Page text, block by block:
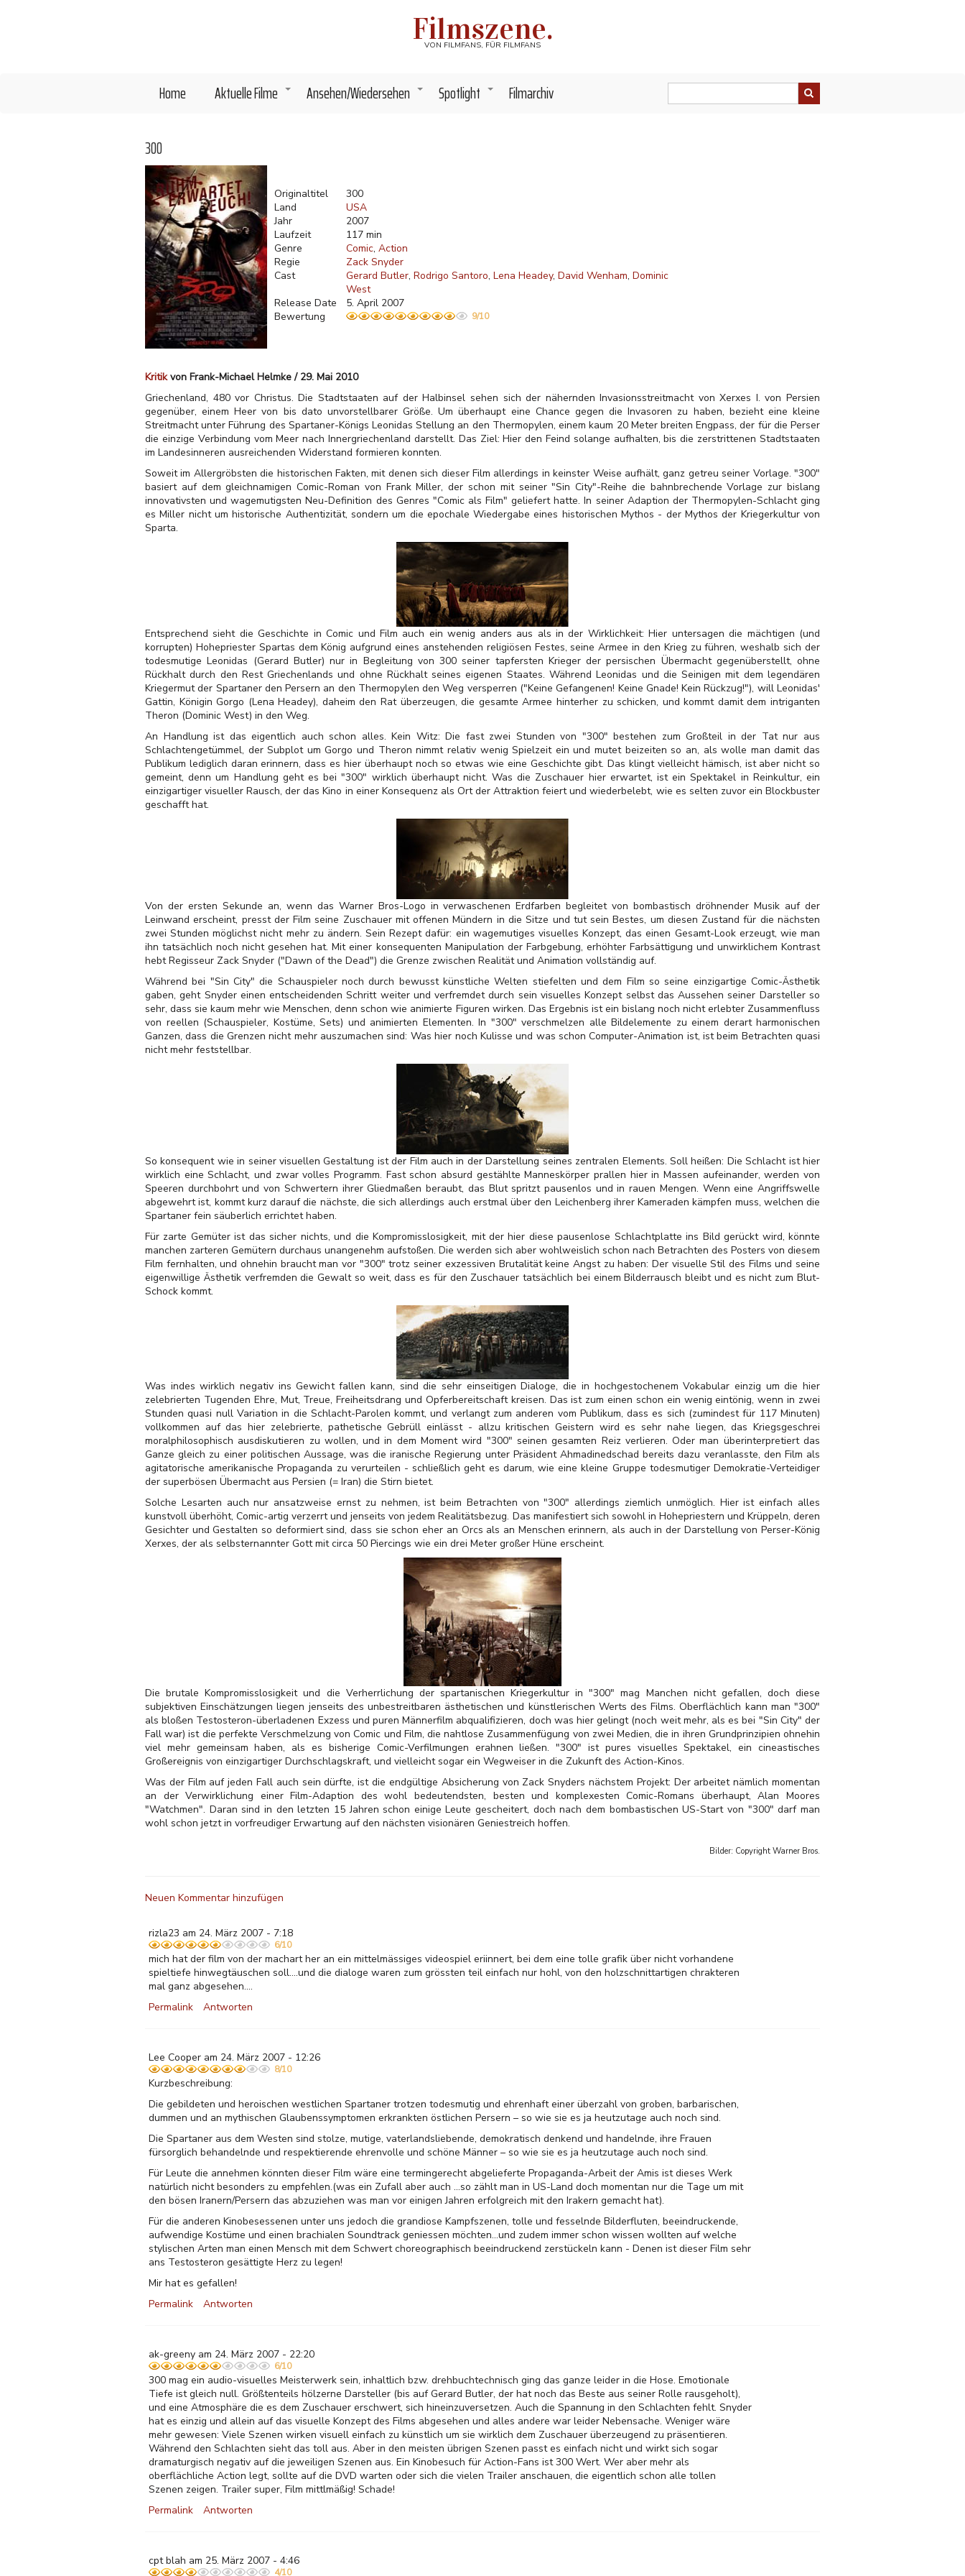
Filmszene.
VON FILMFANS, FÜR FILMFANS
Home +
Aktuelle Filme +
Ansehen/Wiedersehen +
Spotlight Filmarchiv
300
Originaltitel
300
Land
USA
Jahr
2007
Laufzeit
117 min
Genre
Comic Action
Regie
Zack Snyder
Cast
Gerard Butler Rodrigo Santoro Lena Headey David Wenham Dominic
West
Release Date
5. April 2007
Bewertung
9/10
Kritikvon Frank-Michael Helmke / 29. Mai 2010
Griechenland, 480 vor Christus. Die Stadtstaaten auf der Halbinsel sehen sich der nähernden Invasionsstreitmacht von Xerxes I. von Persien
gegenüber, einem Heer von bis dato unvorstellbarer Größe. Um überhaupt eine Chance gegen die Invasoren zu haben, bezieht eine kleine
Streitmacht unter Führung des Spartaner-Königs Leonidas Stellung an den Thermopylen, einem kaum 20 Meter breiten Engpass, der für die Perser
die einzige Verbindung vom Meer nach Innergriechenland darstellt. Das Ziel: Hier den Feind solange aufhalten, bis die zerstrittenen Stadtstaaten
im Landesinneren ausreichenden Widerstand formieren konnten.
Soweit im Allergröbsten die historischen Fakten, mit denen sich dieser Film allerdings in keinster Weise aufhält, ganz getreu seiner Vorlage. "300"
basiert auf dem gleichnamigen Comic-Roman von Frank Miller, der schon mit seiner "Sin City"-Reihe die bahnbrechende Vorlage zur bislang
innovativsten und wagemutigsten Neu-Definition des Genres "Comic als Film" geliefert hatte. In seiner Adaption der Thermopylen-Schlacht ging
es Miller nicht um historische Authentizität, sondern um die epochale Wiedergabe eines historischen Mythos - der Mythos der Kriegerkultur von
Sparta.
Entsprechend sieht die Geschichte in Comic und Film auch ein wenig anders aus als in der Wirklichkeit: Hier untersagen die mächtigen (und
korrupten) Hohepriester Spartas dem König aufgrund eines anstehenden religiösen Festes, seine Armee in den Krieg zu führen, weshalb sich der
todesmutige Leonidas (Gerard Butler) nur in Begleitung von 300 seiner tapfersten Krieger der persischen Übermacht gegenüberstellt, ohne
Rückhalt durch den Rest Griechenlands und ohne Rückhalt seines eigenen Staates. Während Leonidas und die Seinigen mit dem legendären
Kriegermut der Spartaner den Persern an den Thermopylen den Weg versperren ("Keine Gefangenen! Keine Gnade! Kein Rückzug!"), will Leonidas'
Gattin, Königin Gorgo (Lena Headey), daheim den Rat überzeugen, die gesamte Armee hinterher zu schicken, und kommt damit dem intriganten
Theron (Dominic West) in den Weg.
An Handlung ist das eigentlich auch schon alles. Kein Witz: Die fast zwei Stunden von "300" bestehen zum Großteil in der Tat nur aus
Schlachtengetümmel, der Subplot um Gorgo und Theron nimmt relativ wenig Spielzeit ein und mutet beizeiten so an, als wolle man damit das
Publikum lediglich daran erinnern, dass es hier überhaupt noch so etwas wie eine Geschichte gibt. Das klingt vielleicht hämisch, ist aber nicht so
gemeint, denn um Handlung geht es bei "300" wirklich überhaupt nicht. Was die Zuschauer hier erwartet, ist ein Spektakel in Reinkultur, ein
einzigartiger visueller Rausch, der das Kino in einer Konsequenz als Ort der Attraktion feiert und wiederbelebt, wie es selten zuvor ein Blockbuster
geschafft hat.
Von der ersten Sekunde an, wenn das Warner Bros-Logo in verwaschenen Erdfarben begleitet von bombastisch dröhnender Musik auf der
Leinwand erscheint, presst der Film seine Zuschauer mit offenen Mündern in die Sitze und tut sein Bestes, um diesen Zustand für die nächsten
zwei Stunden möglichst nicht mehr zu ändern. Sein Rezept dafür: ein wagemutiges visuelles Konzept, das einen Gesamt-Look erzeugt, wie man
ihn tatsächlich noch nicht gesehen hat. Mit einer konsequenten Manipulation der Farbgebung, erhöhter Farbsättigung und unwirklichem Kontrast
hebt Regisseur Zack Snyder ("Dawn of the Dead") die Grenze zwischen Realität und Animation vollständig auf.
Während bei "Sin City" die Schauspieler noch durch bewusst künstliche Welten stiefelten und dem Film so seine einzigartige Comic-Ästhetik
gaben, geht Snyder einen entscheidenden Schritt weiter und verfremdet durch sein visuelles Konzept selbst das Aussehen seiner Darsteller so
sehr, dass sie kaum mehr wie Menschen, denn schon wie animierte Figuren wirken. Das Ergebnis ist ein bislang noch nicht erlebter Zusammenfluss
von reellen (Schauspieler, Kostüme, Sets) und animierten Elementen. In "300" verschmelzen alle Bildelemente zu einem derart harmonischen
Ganzen, dass die Grenzen nicht mehr auszumachen sind: Was hier noch Kulisse und was schon Computer-Animation ist, ist beim Betrachten quasi
nicht mehr feststellbar.
So konsequent wie in seiner visuellen Gestaltung ist der Film auch in der Darstellung seines zentralen Elements. Soll heißen: Die Schlacht ist hier
wirklich eine Schlacht, und zwar volles Programm. Fast schon absurd gestählte Manneskörper prallen hier in Massen aufeinander, werden von
Speeren durchbohrt und von Schwertern ihrer Gliedmaßen beraubt, das Blut spritzt pausenlos und in rauen Mengen. Wenn eine Angriffswelle
abgewehrt ist, kommt kurz darauf die nächste, die sich allerdings auch erstmal über den Leichenberg ihrer Kameraden kämpfen muss, welchen die
Spartaner fein säuberlich errichtet haben.
Für zarte Gemüter ist das sicher nichts, und die Kompromisslosigkeit, mit der hier diese pausenlose Schlachtplatte ins Bild gerückt wird, könnte
manchen zarteren Gemütern durchaus unangenehm aufstoßen. Die werden sich aber wohlweislich schon nach Betrachten des Posters von diesem
Film fernhalten, und ohnehin braucht man vor "300" trotz seiner exzessiven Brutalität keine Angst zu haben: Der visuelle Stil des Films und seine
eigenwillige Ästhetik verfremden die Gewalt so weit, dass es für den Zuschauer tatsächlich bei einem Bilderrausch bleibt und es nicht zum Blut-
Schock kommt.
Was indes wirklich negativ ins Gewicht fallen kann, sind die sehr einseitigen Dialoge, die in hochgestochenem Vokabular einzig um die hier
zelebrierten Tugenden Ehre, Mut, Treue, Freiheitsdrang und Opferbereitschaft kreisen. Das ist zum einen schon ein wenig eintönig, wenn in zwei
Stunden quasi null Variation in die Schlacht-Parolen kommt, und verlangt zum anderen vom Publikum, dass es sich (zumindest für 117 Minuten)
vollkommen auf das hier zelebrierte, pathetische Gebrüll einlässt - allzu kritischen Geistern wird es sehr nahe liegen, das Kriegsgeschrei
moralphilosophisch ausdiskutieren zu wollen, und in dem Moment wird "300" seinen gesamten Reiz verlieren. Oder man überinterpretiert das
Ganze gleich zu einer politischen Aussage, was die iranische Regierung unter Präsident Ahmadinedschad bereits dazu veranlasste, den Film als
agitatorische amerikanische Propaganda zu verurteilen - schließlich geht es darum, wie eine kleine Gruppe todesmutiger Demokratie-Verteidiger
der superbösen Übermacht aus Persien (= Iran) die Stirn bietet.
Solche Lesarten auch nur ansatzweise ernst zu nehmen, ist beim Betrachten von "300" allerdings ziemlich unmöglich. Hier ist einfach alles
kunstvoll überhöht, Comic-artig verzerrt und jenseits von jedem Realitätsbezug. Das manifestiert sich sowohl in Hohepriestern und Krüppeln, deren
Gesichter und Gestalten so deformiert sind, dass sie schon eher an Orcs als an Menschen erinnern, als auch in der Darstellung von Perser-König
Xerxes, der als selbsternannter Gott mit circa 50 Piercings wie ein drei Meter großer Hüne erscheint.
Die brutale Kompromisslosigkeit und die Verherrlichung der spartanischen Kriegerkultur in "300" mag Manchen nicht gefallen, doch diese
subjektiven Einschätzungen liegen jenseits des unbestreitbaren ästhetischen und künstlerischen Werts des Films. Oberflächlich kann man "300"
als bloßen Testosteron-überladenen Exzess und puren Männerfilm abqualifizieren, doch was hier gelingt (noch weit mehr, als es bei "Sin City" der
Fall war) ist die perfekte Verschmelzung von Comic und Film, die nahtlose Zusammenfügung von zwei Medien, die in ihren Grundprinzipien ohnehin
viel mehr gemeinsam haben, als es bisherige Comic-Verfilmungen erahnen ließen. "300" ist pures visuelles Spektakel, ein cineastisches
Großereignis von einzigartiger Durchschlagskraft, und vielleicht sogar ein Wegweiser in die Zukunft des Action-Kinos.
Was der Film auf jeden Fall auch sein dürfte, ist die endgültige Absicherung von Zack Snyders nächstem Projekt: Der arbeitet nämlich momentan
an der Verwirklichung einer Film-Adaption des wohl bedeutendsten, besten und komplexesten Comic-Romans überhaupt, Alan Moores
"Watchmen". Daran sind in den letzten 15 Jahren schon einige Leute gescheitert, doch nach dem bombastischen US-Start von "300" darf man
wohl schon jetzt in vorfreudiger Erwartung auf den nächsten visionären Geniestreich hoffen.
Bilder: Copyright Warner Bros.
Neuen Kommentar hinzufügen
rizla23 am 24. März 2007 - 7:18
6/10
mich hat der film von der machart her an ein mittelmässiges videospiel eriinnert, bei dem eine tolle grafik über nicht vorhandene
spieltiefe hinwegtäuschen soll....und die dialoge waren zum grössten teil einfach nur hohl, von den holzschnittartigen chrakteren
mal ganz abgesehen....
Permalink
Antworten
Lee Cooper am 24. März 2007 - 12:26
8/10
Kurzbeschreibung:
Die gebildeten und heroischen westlichen Spartaner trotzen todesmutig und ehrenhaft einer überzahl von groben, barbarischen,
dummen und an mythischen Glaubenssymptomen erkrankten östlichen Persern – so wie sie es ja heutzutage auch noch sind.
Die Spartaner aus dem Westen sind stolze, mutige, vaterlandsliebende, demokratisch denkend und handelnde, ihre Frauen
fürsorglich behandelnde und respektierende ehrenvolle und schöne Männer – so wie sie es ja heutzutage auch noch sind.
Für Leute die annehmen könnten dieser Film wäre eine termingerecht abgelieferte Propaganda-Arbeit der Amis ist dieses Werk
natürlich nicht besonders zu empfehlen.(was ein Zufall aber auch ...so zählt man in US-Land doch momentan nur die Tage um mit
den bösen Iranern/Persern das abzuziehen was man vor einigen Jahren erfolgreich mit den Irakern gemacht hat).
Für die anderen Kinobesessenen unter uns jedoch die grandiose Kampfszenen, tolle und fesselnde Bilderfluten, beeindruckende,
aufwendige Kostüme und einen brachialen Soundtrack geniessen möchten...und zudem immer schon wissen wollten auf welche
stylischen Arten man einen Mensch mit dem Schwert choreographisch beeindruckend zerstückeln kann - Denen ist dieser Film sehr
ans Testosteron gesättigte Herz zu legen!
Mir hat es gefallen!
Permalink
Antworten
ak-greeny am 24. März 2007 - 22:20
6/10
300 mag ein audio-visuelles Meisterwerk sein, inhaltlich bzw. drehbuchtechnisch ging das ganze leider in die Hose. Emotionale
Tiefe ist gleich null. Größtenteils hölzerne Darsteller (bis auf Gerard Butler, der hat noch das Beste aus seiner Rolle rausgeholt),
und eine Atmosphäre die es dem Zuschauer erschwert, sich hineinzuversetzen. Auch die Spannung in den Schlachten fehlt. Snyder
hat es einzig und allein auf das visuelle Konzept des Films abgesehen und alles andere war leider Nebensache. Weniger wäre
mehr gewesen: Viele Szenen wirken visuell einfach zu künstlich um sie wirklich dem Zuschauer überzeugend zu präsentieren.
Während den Schlachten sieht das toll aus. Aber in den meisten übrigen Szenen passt es einfach nicht und wirkt sich sogar
dramaturgisch negativ auf die jeweiligen Szenen aus. Ein Kinobesuch für Action-Fans ist 300 Wert. Wer aber mehr als
oberflächliche Action legt, sollte auf die DVD warten oder sich die vielen Trailer anschauen, die eigentlich schon alle tollen
Szenen zeigen. Trailer super, Film mittlmäßig! Schade!
Permalink
Antworten
cpt blah am 25. März 2007 - 4:46
4/10